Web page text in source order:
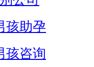
孩助孕
孩咨询